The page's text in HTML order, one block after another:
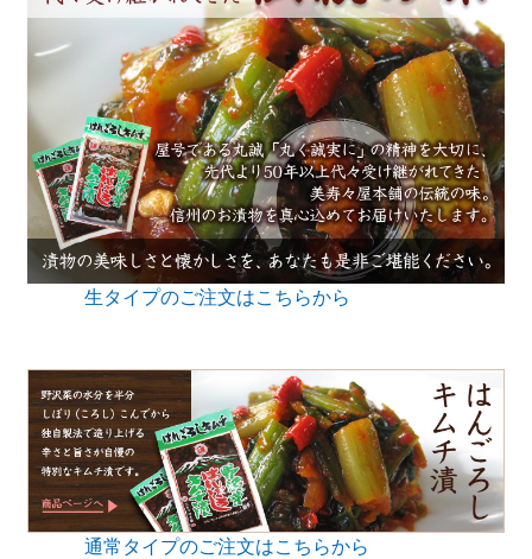
生タイプのご注文はこちらから
通常タイプのご注文はこちらから